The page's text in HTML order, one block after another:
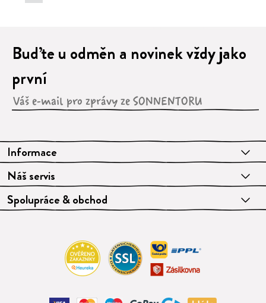
Informace
Náš servis
Spolupráce & obchod
Buďte u odměn a novinek vždy jako
první